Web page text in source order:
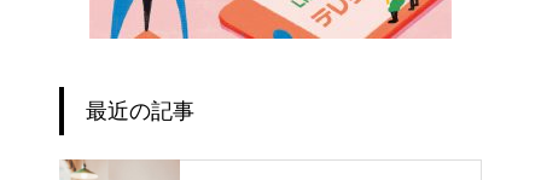
最近の記事